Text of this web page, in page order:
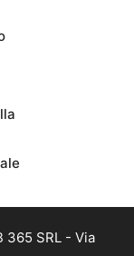
365 SRL - Via